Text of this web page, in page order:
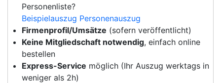
Personenliste?
Beispielauszug Personenauszug
Firmenprofil/Umsätze (sofern veröffentlicht)
Keine Mitgliedschaft notwendig, einfach online
bestellen
Express-Service möglich (Ihr Auszug werktags in
weniger als 2h)